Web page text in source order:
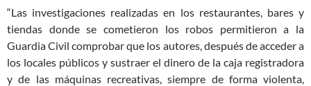
“Las investigaciones realizadas en los restaurantes, bares y
tiendas donde se cometieron los robos permitieron a la
Guardia Civil comprobar que los autores, después de acceder a
los locales públicos y sustraer el dinero de la caja registradora
y de las máquinas recreativas, siempre de forma violenta,